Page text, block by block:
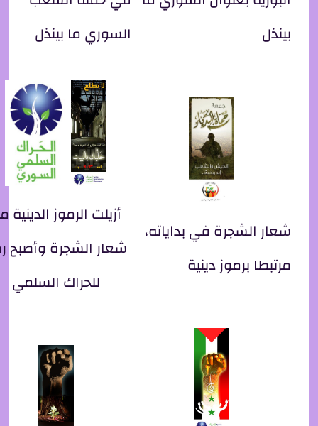
بينذل
السوري ما بينذل
شعار الشجرة في بداياته،
مرتبطا برموز دينية
أزيلت الرموز الدينية
شعار الشجرة وأصبح
للحراك السلمي